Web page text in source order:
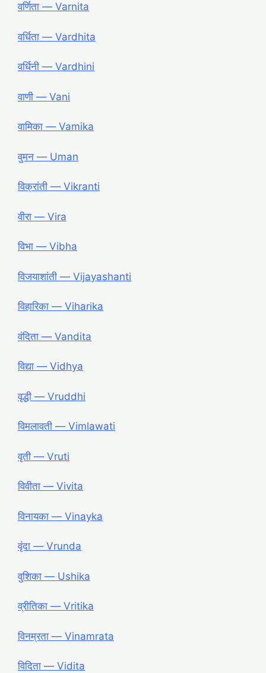
वर्णिता ― Varnita
वर्धिता ― Vardhita
वर्धिनी ― Vardhini
वाणी ― Vani
वामिका ― Vamika
वुमन ― Uman
विक्रांती ― Vikranti
वीरा ― Vira
विभा ― Vibha
विजयाशांती ― Vijayashanti
विहारिका ― Viharika
वंदिता ― Vandita
विद्या ― Vidhya
वृद्धी ― Vruddhi
विमलावती ― Vimlawati
वृती ― Vruti
विवीता ― Vivita
विनायका ― Vinayka
वृंदा ― Vrunda
वुशिका ― Ushika
व्रीतिका ― Vritika
विनम्रता ― Vinamrata
विदिता ― Vidita